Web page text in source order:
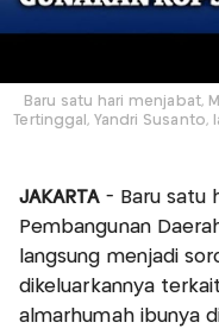
Baru satu hari menjabat,
Tertinggal, Yandri
JAKARTA- Baru satu
Pembangunan
langsung menjadi
dikeluarkannya
almarhumah ibunya